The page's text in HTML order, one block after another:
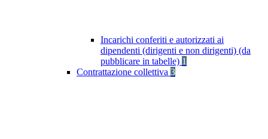
Incarichi conferiti e autorizzati ai
dipendenti (dirigenti e non dirigenti) (da
pubblicare in tabelle) 1
Contrattazione collettiva 3